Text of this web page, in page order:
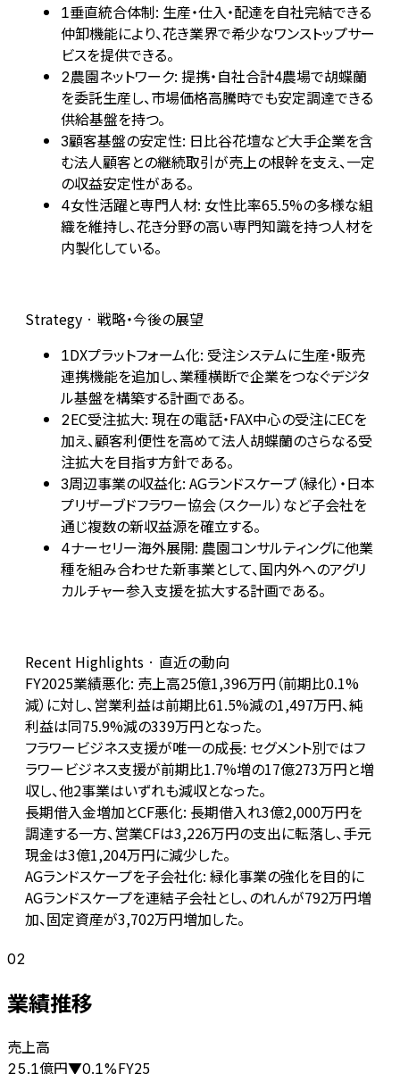
1垂直統合体制: 生産・仕入・配達を自社完結できる
仲卸機能により、花き業界で希少なワンストップサー
ビスを提供できる。
2農園ネットワーク: 提携・自社合計4農場で胡蝶蘭
を委託生産し、市場価格高騰時でも安定調達できる
供給基盤を持つ。
3顧客基盤の安定性: 日比谷花壇など大手企業を含
む法人顧客との継続取引が売上の根幹を支え、一定
の収益安定性がある。
4女性活躍と専門人材: 女性比率65.5%の多様な組
織を維持し、花き分野の高い専門知識を持つ人材を
内製化している。
Strategy · 戦略・今後の展望
1DXプラットフォーム化: 受注システムに生産・販売
連携機能を追加し、業種横断で企業をつなぐデジタ
ル基盤を構築する計画である。
2EC受注拡大: 現在の電話・FAX中心の受注にECを
加え、顧客利便性を高めて法人胡蝶蘭のさらなる受
注拡大を目指す方針である。
3周辺事業の収益化: AGランドスケープ（緑化）・日本
プリザーブドフラワー協会（スクール）など子会社を
通じ複数の新収益源を確立する。
4ナーセリー海外展開: 農園コンサルティングに他業
種を組み合わせた新事業として、国内外へのアグリ
カルチャー参入支援を拡大する計画である。
Recent Highlights · 直近の動向
FY2025業績悪化: 売上高25億1,396万円（前期比0.1%
減）に対し、営業利益は前期比61.5%減の1,497万円、純
利益は同75.9%減の339万円となった。
フラワービジネス支援が唯一の成長: セグメント別ではフ
ラワービジネス支援が前期比1.7%増の17億273万円と増
収し、他2事業はいずれも減収となった。
長期借入金増加とCF悪化: 長期借入れ3億2,000万円を
調達する一方、営業CFは3,226万円の支出に転落し、手元
現金は3億1,204万円に減少した。
AGランドスケープを子会社化: 緑化事業の強化を目的に
AGランドスケープを連結子会社とし、のれんが792万円増
加、固定資産が3,702万円増加した。
02
業績推移
売上高
25.1億円▼0.1%FY25